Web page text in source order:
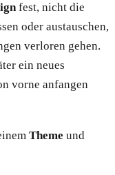
fest, nicht die
oder austauschen,
verloren gehen.
ein neues
vorne anfangen
Theme und